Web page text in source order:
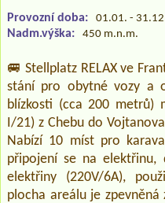
Provozní doba: 01.01. -
Nadm.výška: 450 m.n.m.
🚐 Stellplatz RELAX ve
stání pro obytné vozy a
blízkosti (cca 200 metrů)
I/21) z Chebu do
Nabízí 10 míst pro
připojení se na elektřinu,
elektřiny (220V/6A),
plocha areálu je zpevněná